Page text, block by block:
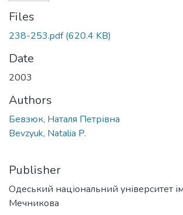
Files
238-253.pdf(620.4 KB)
Date
2003
Authors
Бевзюк, Наталя Петрівна
Bevzyuk, Natalia P.
Publisher
Одеський національний університет
Мечникова